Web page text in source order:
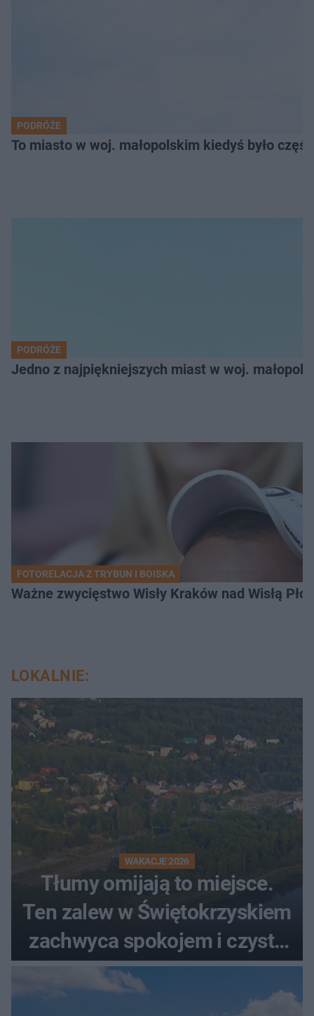
PODRÓŻE
To miasto w woj. małopolskim kiedyś było
PODRÓŻE
Jedno z najpiękniejszych miast w woj.
FOTORELACJA Z TRYBUN I BOISKA
Ważne zwycięstwo Wisły Kraków nad Wisłą
LOKALNIE:
WAKACJE 2026
Tłumy omijają to miejsce.
Ten zalew w Świętokrzyskiem
zachwyca spokojem i czystą
wodą